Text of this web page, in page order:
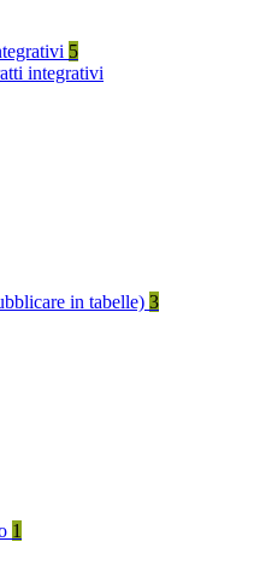
5
integrativi
in tabelle) 3
1